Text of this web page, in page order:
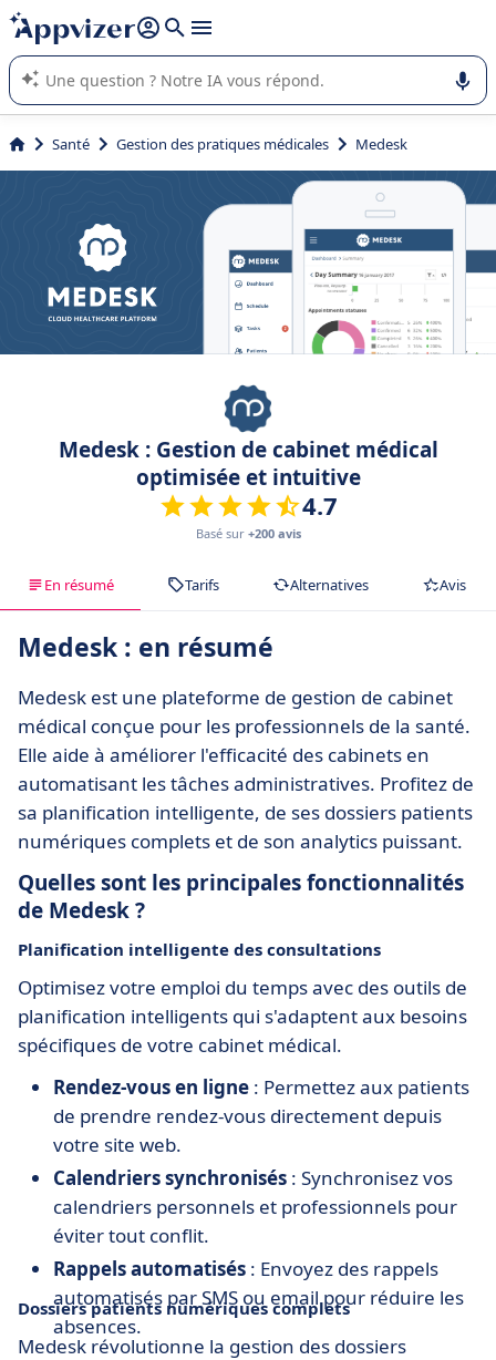
répondre (plusieurs lignes avec
L'IA de Appvizer vous guide dans l'utilisation ou la sélection de
logiciel SaaS en entreprise.
Santé Gestion des pratiques médicales Medesk
Medesk : Gestion de cabinet médical
optimisée et intuitive
4.7
Basé sur +200 avis
En résumé Tarifs Alternatives Avis
Medesk : en résumé
Medesk est une plateforme de gestion de cabinet
médical conçue pour les professionnels de la santé.
Elle aide à améliorer l'efficacité des cabinets en
automatisant les tâches administratives. Profitez de
sa planification intelligente, de ses dossiers patients
numériques complets et de son analytics puissant.
Quelles sont les principales fonctionnalités
de Medesk ?
Planification intelligente des consultations
Optimisez votre emploi du temps avec des outils de
planification intelligents qui s'adaptent aux besoins
spécifiques de votre cabinet médical.
Rendez-vous en ligne : Permettez aux patients
de prendre rendez-vous directement depuis
votre site web.
Calendriers synchronisés : Synchronisez vos
calendriers personnels et professionnels pour
éviter tout conflit.
Rappels automatisés : Envoyez des rappels
automatisés par SMS ou email pour réduire les
absences.
Dossiers patients numériques complets
Medesk révolutionne la gestion des dossiers